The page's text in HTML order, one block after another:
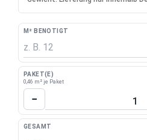
M² BENÖTIGT
PAKET(E)
0,46 m² je Paket
Produkt Anzahl:
−
GESAMT